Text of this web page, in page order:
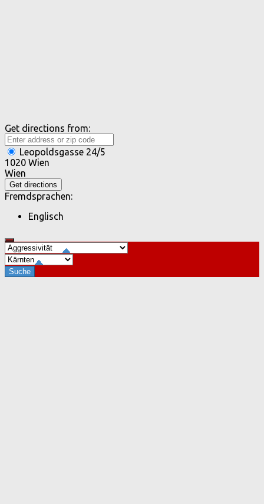
Get directions from:
Leopoldsgasse 24/5
1020 Wien
Wien
Fremdsprachen:
Englisch